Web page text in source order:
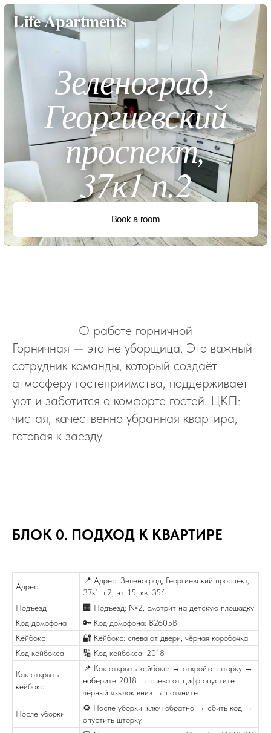
Life Apartments
Зеленоград,
Георгиевский
проспект,
37к1 п.2
Book a room
О работе горничной
Горничная — это не уборщица. Это важный
сотрудник команды, который создаёт
атмосферу гостеприимства, поддерживает
уют и заботится о комфорте гостей. ЦКП:
чистая, качественно убранная квартира,
готовая к заезду.
БЛОК 0. ПОДХОД К КВАРТИРЕ
Адрес
📍 Адрес: Зеленоград, Георгиевский проспект,
37к1 п.2, эт. 15, кв. 356
Подъезд
🏢 Подъезд: №2, смотрит на детскую площадку
Код домофона
🔑 Код домофона: В2605В
Кейбокс
🔐 Кейбокс: слева от двери, чёрная коробочка
Код кейбокса
🔢 Код кейбокса: 2018
Как открыть
кейбокс
📌 Как открыть кейбокс: → откройте шторку →
наберите 2018 → слева от цифр опустите
чёрный язычок вниз → потяните
После уборки
♻️ После уборки: ключ обратно → сбить код →
опустить шторку